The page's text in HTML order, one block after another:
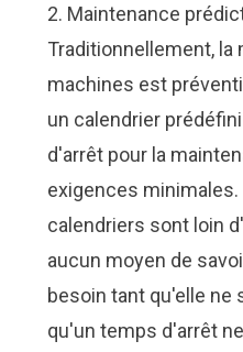
2. Maintenance
Traditionnellement, la
machines est
un calendrier
d'arrêt pour la
exigences minimales.
calendriers sont loin
aucun moyen de
besoin tant qu'elle ne
qu'un temps d'arrêt